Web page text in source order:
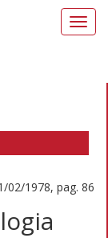
02/1978, pag. 86